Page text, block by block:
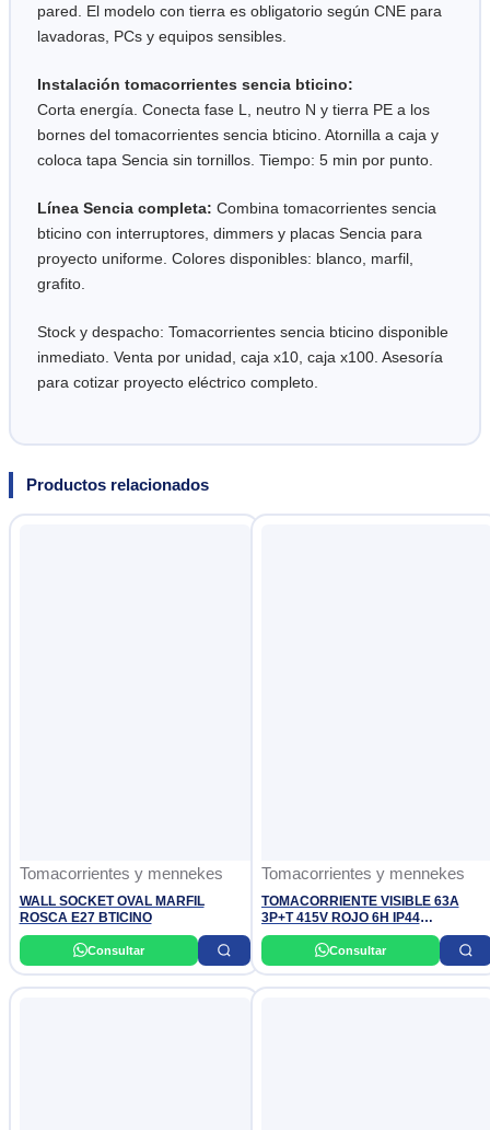
pared. El modelo con tierra es obligatorio según CNE para
lavadoras, PCs y equipos sensibles.
Instalación tomacorrientes sencia bticino:
Corta energía. Conecta fase L, neutro N y tierra PE a los
bornes del tomacorrientes sencia bticino. Atornilla a caja y
coloca tapa Sencia sin tornillos. Tiempo: 5 min por punto.
Línea Sencia completa: Combina tomacorrientes sencia
bticino con interruptores, dimmers y placas Sencia para
proyecto uniforme. Colores disponibles: blanco, marfil,
grafito.
Stock y despacho: Tomacorrientes sencia bticino disponible
inmediato. Venta por unidad, caja x10, caja x100. Asesoría
para cotizar proyecto eléctrico completo.
Productos relacionados
Tomacorrientes y mennekes
WALL SOCKET OVAL MARFIL
ROSCA E27 BTICINO
Consultar
Tomacorrientes y mennekes
TOMACORRIENTE VISIBLE 63A
3P+T 415V ROJO 6H IP44
MENNEKES
Consultar